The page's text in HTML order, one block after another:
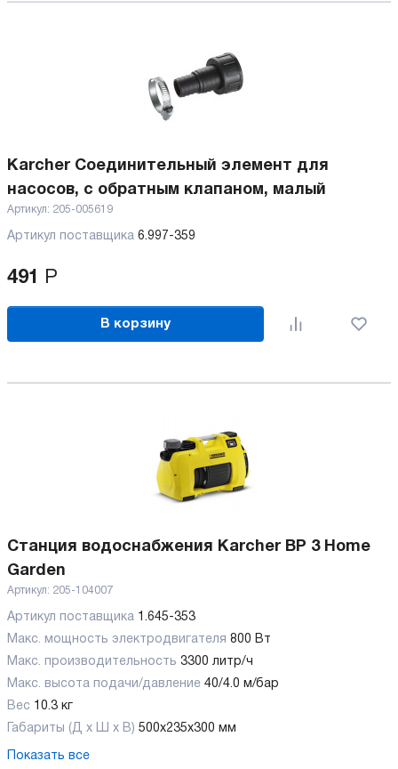
Karcher Соединительный элемент для
насосов, с обратным клапаном, малый
Артикул: 205-005619
Артикул поставщика 6.997-359
491 Р
В корзину
Станция водоснабжения Karcher BP 3 Home
Garden
Артикул: 205-104007
Артикул поставщика 1.645-353
Макс. мощность электродвигателя 800 Вт
Макс. производительность 3300 литр/ч
Макс. высота подачи/давление 40/4.0 м/бар
Вес 10.3 кг
Габариты (Д х Ш х В) 500x235x300 мм
Показать все